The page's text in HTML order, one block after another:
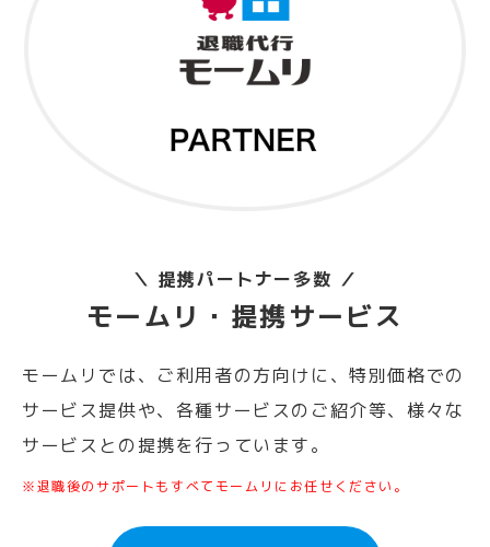
＼ 提携パートナー多数 ／
モームリ・提携サービス
モームリでは、ご利用者の方向けに、特別価格での
サービス提供や、各種サービスのご紹介等、様々な
サービスとの提携を行っています。
※退職後のサポートもすべてモームリにお任せください。